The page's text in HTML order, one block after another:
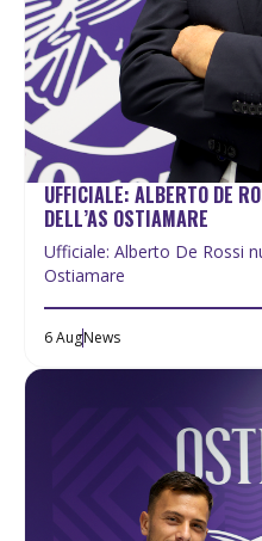
UFFICIALE: ALBERTO DE
DELL’AS OSTIAMARE
Ufficiale: Alberto De Rossi
Ostiamare
6 AugNews